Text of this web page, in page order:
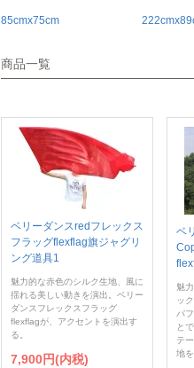
85cmx75cm
商品一覧
ベリーダンスredフレックス
フラッグflexflag旗ジャグリ
ング道具1
魅力的な赤色のシルク生地、風に
揺れる美しい動きを演出。ベリー
ダンスフレックスフラッグ
flexflagが、アクセントを演出す
る。
7,900円(内税)
ベ
魅
ッ
パ
と
テ
地